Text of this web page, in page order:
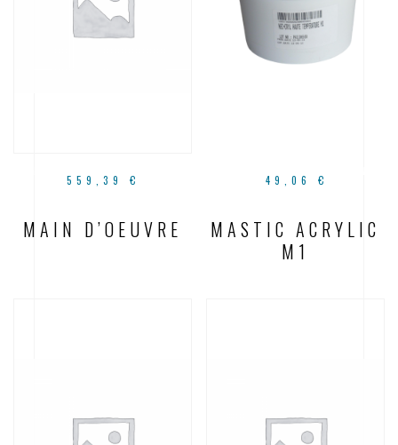
559,39€
MAIN D’OEUVRE
49,06 €
MASTIC ACRYLIC
M1